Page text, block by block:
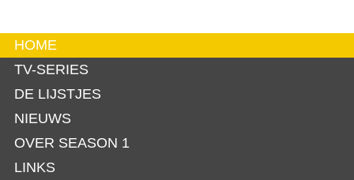
HOME
TV-SERIES
DE LIJSTJES
NIEUWS
OVER SEASON 1
LINKS